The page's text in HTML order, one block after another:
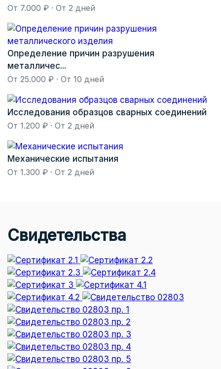
От 7.000 ₽ · От 2 дней
Определение причин разрушения
металличес...
От 25.000 ₽ · От 10 дней
Исследования образцов сварных соединений
От 1.200 ₽ · От 2 дней
Механические испытания
От 1.300 ₽ · От 2 дней
Свидетельства